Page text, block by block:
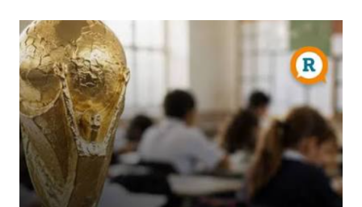
floritura poètica i per l'adjectiu inesperat. Parla amb un to
seriós molt proper a la ira, com si en qualsevol moment
anés a explotar. Llenguatge duríssim i immisericorde
contra allò que combat: la mesquinesa dels partits i,
especialment, el perill de la pèrdua d'identitat cultural
catalana enfront de les onades immigrades. En aquest
sentit, tan sols seria una versió patriòtica de Vox, amb qui
diu compartir gran part del programa exceptuant la